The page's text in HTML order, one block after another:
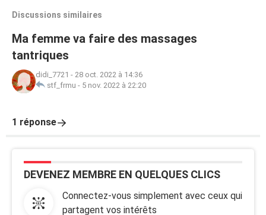
Discussions similaires
Ma femme va faire des massages
tantriques
didi_7721 - 28 oct. 2022 à 14:36
stf_frmu - 5 nov. 2022 à 22:20
1 réponse
DEVENEZ MEMBRE EN QUELQUES CLICS
Connectez-vous simplement avec ceux qui
partagent vos intérêts